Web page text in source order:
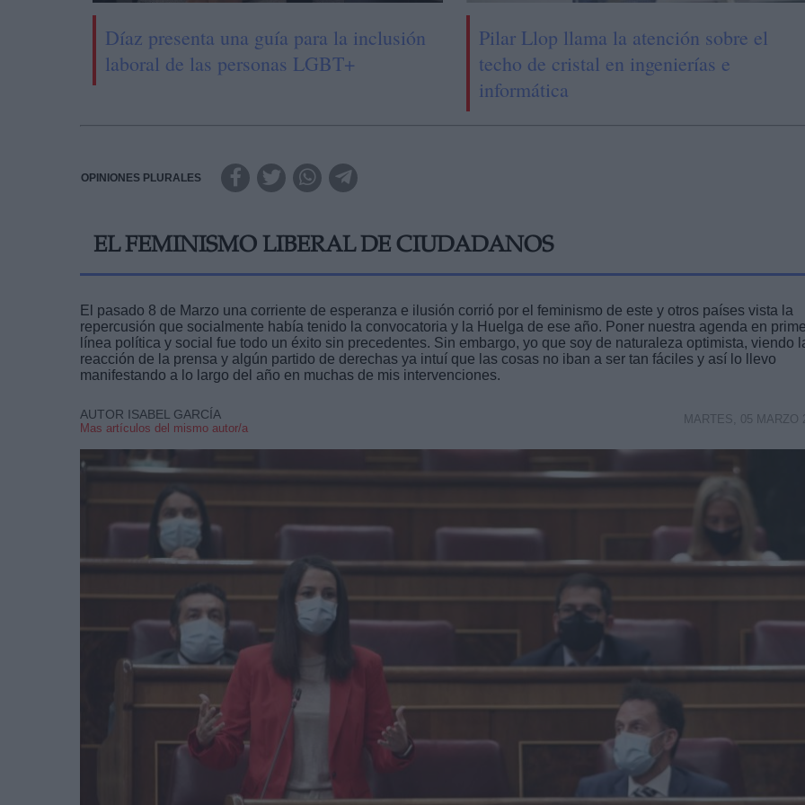
Díaz presenta una guía para la inclusión
laboral de las personas LGBT+
Pilar Llop llama la atención sobre el
techo de cristal en ingenierías e
informática
OPINIONES PLURALES
EL FEMINISMO LIBERAL DE CIUDADANOS
El pasado 8 de Marzo una corriente de esperanza e ilusión corrió por el feminismo de este y otros países vista la
repercusión que socialmente había tenido la convocatoria y la Huelga de ese año. Poner nuestra agenda en
línea política y social fue todo un éxito sin precedentes. Sin embargo, yo que soy de naturaleza optimista, viendo
reacción de la prensa y algún partido de derechas ya intuí que las cosas no iban a ser tan fáciles y así lo llevo
manifestando a lo largo del año en muchas de mis intervenciones.
AUTOR ISABEL GARCÍA
Mas artículos del mismo autor/a
MARTES, 05 MARZO